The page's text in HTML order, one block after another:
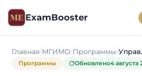
ExamBooster
Главная МГИМО Программы
Программы Обновлено4 августа